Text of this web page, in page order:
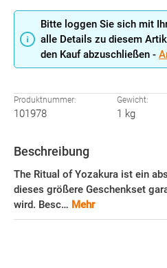
Bitte loggen Sie sich mit
alle Details zu diesem
den Kauf abzuschließen -
Produktnummer:
101978
Gewicht:
1 kg
Beschreibung
The Ritual of Yozakura ist ein
dieses größere Geschenkset
wird. Besc… Mehr